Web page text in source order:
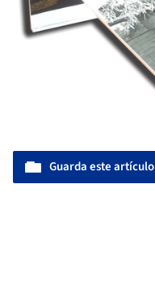
Guarda este artículo